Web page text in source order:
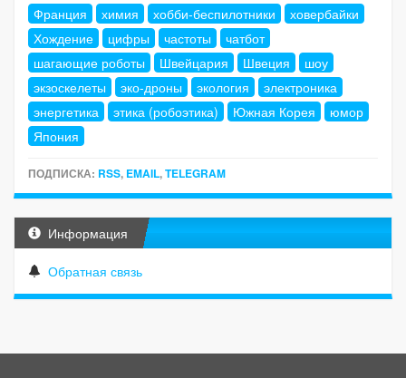
Франция
химия хобби-беспилотники
ховербайки
Хождение
цифры частоты
чатбот
шагающие роботы
Швейцария Швеция
шоу
экзоскелеты
эко-дроны экология
электроника
энергетика
этика (робоэтика) Южная Корея
юмор
Япония
ПОДПИСКА: RSS, EMAIL,TELEGRAM
Информация
Обратная связь